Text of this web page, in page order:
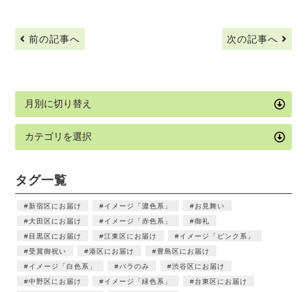
前の記事へ 次の記事へ
タグ一覧
新宿区にお届け イメージ「濃色系」
お見舞い
大田区にお届け
イメージ「赤色系」
御礼
目黒区にお届け
江東区にお届け
イメージ「ピンク系」
受賞御祝い
港区にお届け
豊島区にお届け
イメージ「白色系」
バラのみ
渋谷区にお届け
中野区にお届け
イメージ「緑色系」
台東区にお届け